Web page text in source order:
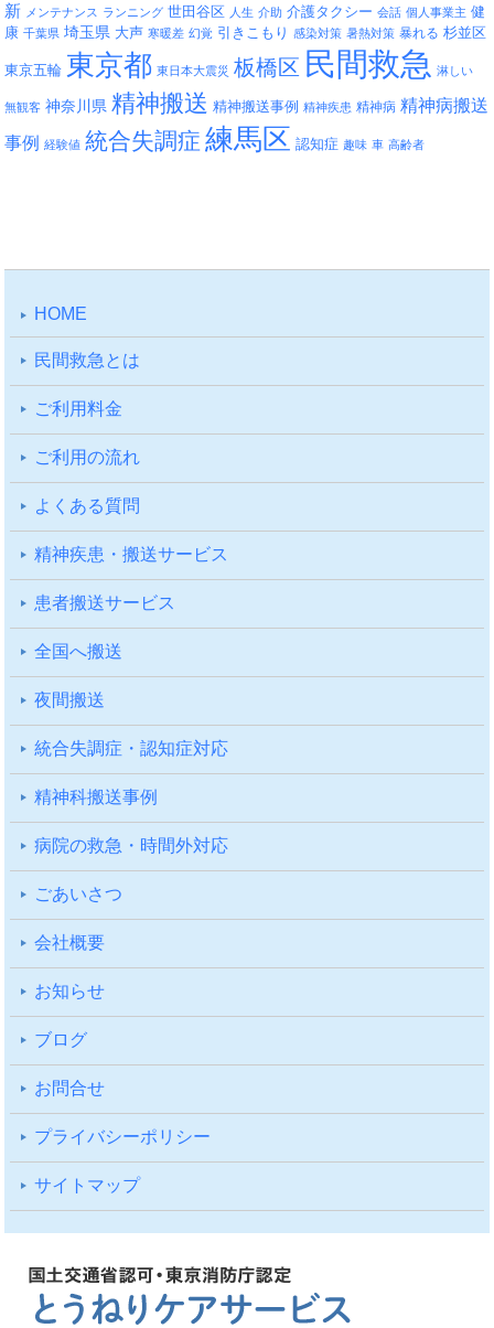
新 メンテナンス ランニング 世田谷区 人生 介助 介護タクシー 会話 個人事業主 健
康 千葉県 埼玉県 大声 寒暖差 幻覚 引きこもり 感染対策 暑熱対策 暴れる 杉並区
東京五輪 東京都 東日本大震災 板橋区 民間救急 淋しい
無観客 神奈川県 精神搬送 精神搬送事例 精神疾患 精神病 精神病搬送
事例
経験値 統合失調症 練馬区 認知症 趣味 車 高齢者
HOME
⺠間救急とは
ご利⽤料⾦
ご利⽤の流れ
よくある質問
精神疾患・搬送サービス
患者搬送サービス
全国へ搬送
夜間搬送
統合失調症・認知症対応
精神科搬送事例
病院の救急・時間外対応
ごあいさつ
会社概要
お知らせ
ブログ
お問合せ
プライバシーポリシー
サイトマップ